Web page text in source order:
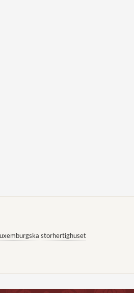
storhertighuset